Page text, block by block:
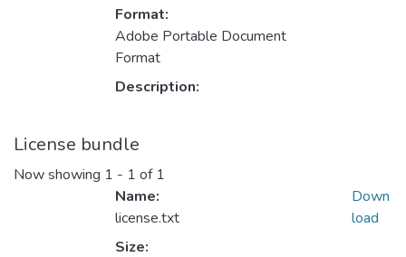
Format:
Adobe Portable Document
Format
Description:
License bundle
Now showing 1 - 1 of 1
Name:
license.txt
Size:
Down
load